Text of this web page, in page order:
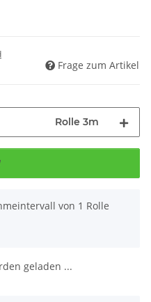
Frage zum Artikel
Rolle 3m
von 1 Rolle
geladen ...